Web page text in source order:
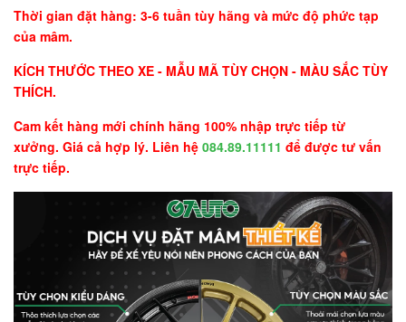
Thời gian đặt hàng: 3-6 tuần tùy hãng và mức độ phức tạp
của mâm.
KÍCH THƯỚC THEO XE - MẪU MÃ TÙY CHỌN - MÀU SẮC TÙY
THÍCH.
Cam kết hàng mới chính hãng 100% nhập trực tiếp từ
xưởng. Giá cả hợp lý. Liên hệ 084.89.11111 để được tư vấn
trực tiếp.